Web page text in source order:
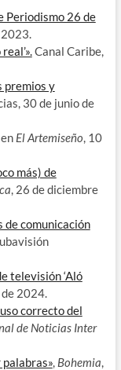
Periodismo 26 de
2023.
Canal Caribe,
premios y
30 de junio de
El Artemiseño, 10
más) de
, 26 de diciembre
de comunicación
televisión ‘Aló
2024.
correcto del
de Noticias Inter
, Bohemia,